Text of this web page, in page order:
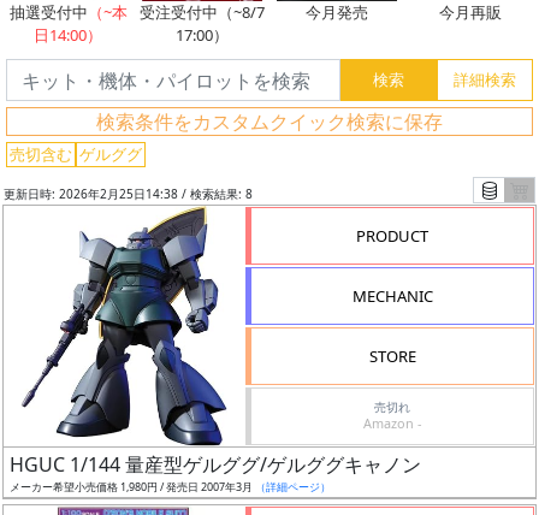
抽選受付中 （~本
日14:00）
受注受付中（~8/7
17:00）
今月発売 今月再販
検索条件をカスタムクイック検索に保存
売切含む ゲルググ
フ
リ
ー
ワ
ー
ー
ド
更新日時: 2026年2月25日14:38 / 検索結果: 8
PRODUCT
MECHANIC
STORE
売切れ
Amazon -
HGUC 1/144 量産型ゲルググ/ゲルググキャノン
メーカー希望小売価格 1,980円 / 発売日 2007年3月 （詳細ページ）